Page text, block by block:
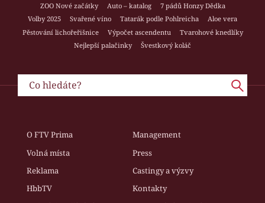
ZOO Nové začátky
Auto – katalog
7 pádů Honzy Dědka
Volby 2025
Svařené víno Tatarák podle Pohlreicha
Aloe vera
Pěstování lichořeřišnice
Výpočet ascendentu
Tvarohové knedlíky
Nejlepší palačinky
Švestkový koláč
O FTV Prima
Management
Volná místa
Press
Reklama
Castingy a výzvy
HbbTV
Kontakty